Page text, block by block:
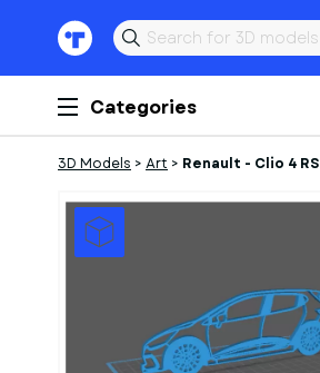
Categories
3D Models > Art > Renault - Clio 4 RS